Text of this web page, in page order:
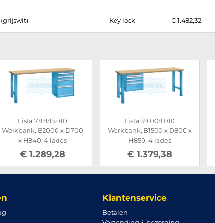
Key lock € 1.482,32
Lista 78.885.010
Werkbank, B2000 x D700
x H840, 4 lades
€ 1.289,28
Lista 59.008.010
Werkbank, B1500 x D800 x
H850, 4 lades
€ 1.379,38
Klantenservice
Betalen